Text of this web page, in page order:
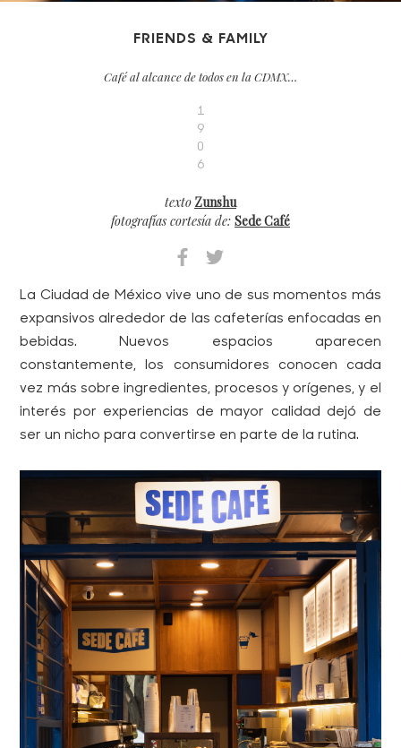
FRIENDS & FAMILY
Café al alcance de todos en la CDMX…
1
9
0
6
texto Zunshu
fotografías cortesía de: Sede Café
La Ciudad de México vive uno de sus momentos más
expansivos alrededor de las cafeterías enfocadas en
bebidas. Nuevos espacios aparecen
constantemente, los consumidores conocen cada
vez más sobre ingredientes, procesos y orígenes, y el
interés por experiencias de mayor calidad dejó de
ser un nicho para convertirse en parte de la rutina.